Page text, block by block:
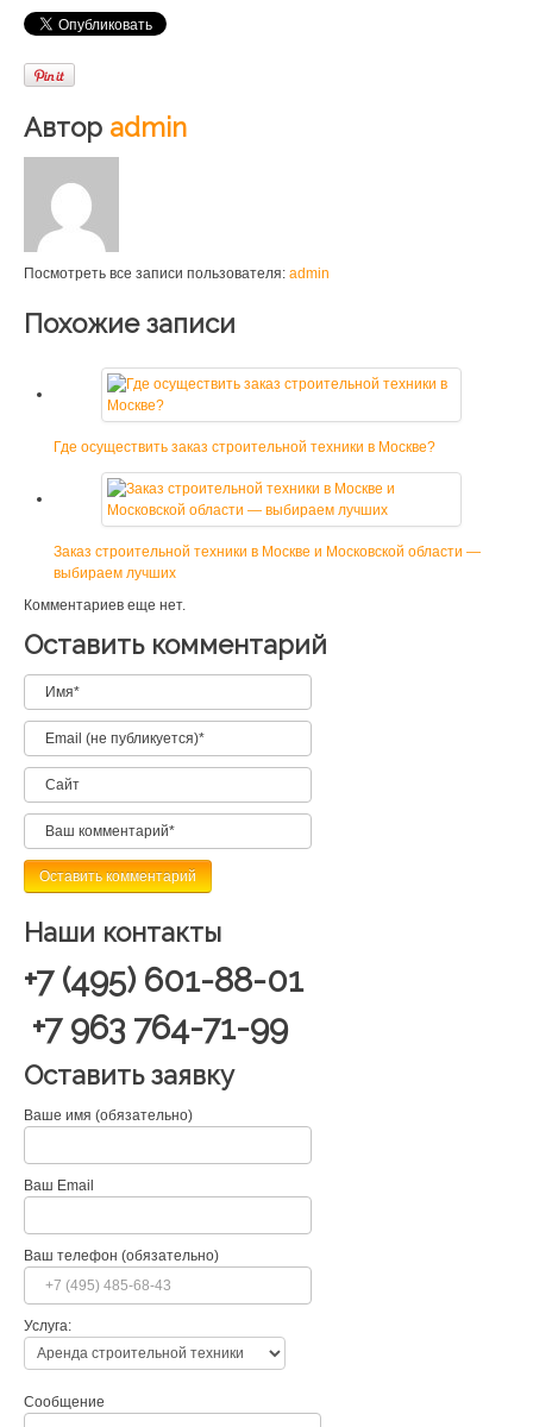
Автор admin
Посмотреть все записи пользователя: admin
Похожие записи
Где осуществить заказ строительной техники в Москве?
Заказ строительной техники в Москве и Московской области —
выбираем лучших
Комментариев еще нет.
Оставить комментарий
Наши контакты
+7 (495) 601-88-01
+7 963 764-71-99
Оставить заявку
Ваше имя (обязательно)
Ваш Email
Ваш телефон (обязательно)
Услуга:
Сообщение